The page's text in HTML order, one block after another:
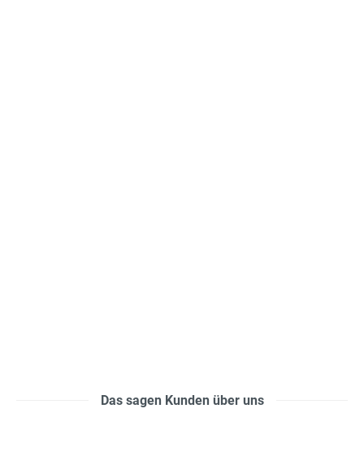
Das sagen Kunden über uns